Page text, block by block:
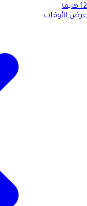
12 هايما
عرض الأوقات